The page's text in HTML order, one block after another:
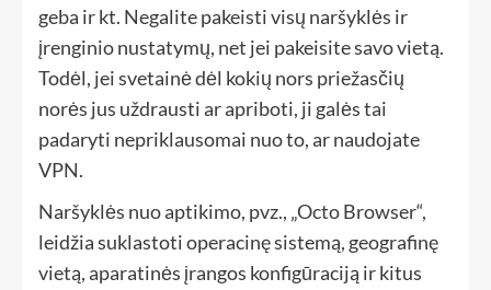
geba ir kt. Negalite pakeisti visų naršyklės ir
įrenginio nustatymų, net jei pakeisite savo vietą.
Todėl, jei svetainė dėl kokių nors priežasčių
norės jus uždrausti ar apriboti, ji galės tai
padaryti nepriklausomai nuo to, ar naudojate
VPN.
Naršyklės nuo aptikimo, pvz., „Octo Browser“,
leidžia suklastoti operacinę sistemą, geografinę
vietą, aparatinės įrangos konfigūraciją ir kitus